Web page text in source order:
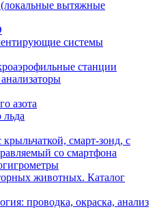
вытяжные
системы
станции
азота
льда
смарт-зонд, с
со смартфона
животных. Каталог
проводка, окраска, анализ